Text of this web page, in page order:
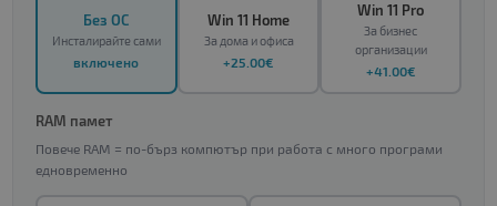
Без ОС
Инсталирайте сами
включено
Win 11 Home
За дома и офиса
+25.00€
Win 11 Pro
За бизнес
организации
+41.00€
RAM памет
Повече RAM = по-бърз компютър при работа с много програми
едновременно